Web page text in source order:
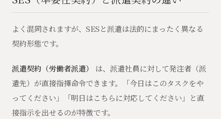
よく混同されますが、SESと派遣は法的にまったく異なる
契約形態です。
派遣契約（労働者派遣）
は、派遣社員に対して発注者（派
遣先）が直接指揮命令できます。「今日はこのタスクをや
ってください」「明日はこちらに対応してください」と直
接指示を出せるのが特徴です。